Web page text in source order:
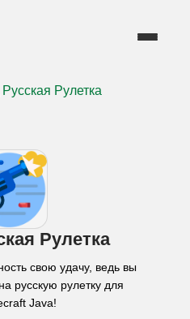
Рулетка
Рулетка
свою удачу, ведь вы
русскую рулетку для
Java!